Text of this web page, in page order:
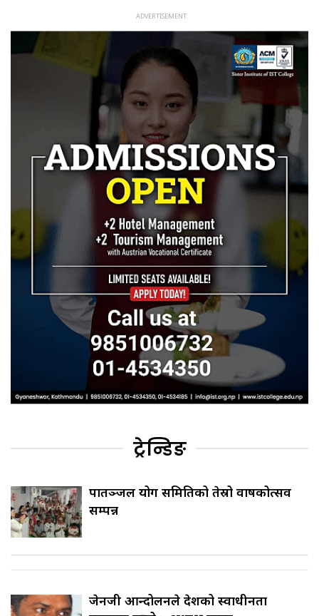
ट्रेन्डिङ
पातञ्जल योग समितिको तेस्रो वार्षिकोत्सव
सम्पन्न
जेनजी आन्दोलनले देशको स्वाधीनता